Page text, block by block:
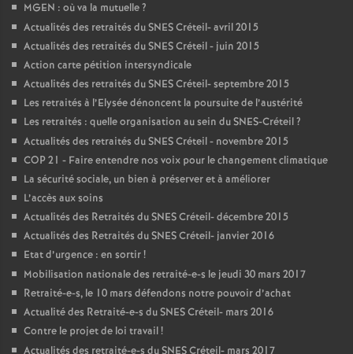
MGEN : où va la mutuelle?
Actualités des retraités duSNESCréteil- avril 2015
Actualités des retraités duSNESCréteil - juin 2015
Action carte pétition intersyndicale
Actualités des retraités duSNESCréteil- septembre 2015
Les retraités à l’Elysée dénoncent la poursuite de l’austérité
Les retraités : quelle organisation au sein duSNES-Créteil?
Actualités des retraités duSNESCréteil - novembre 2015
COP21 - Faire entendre nos voix pour le changement climatique
La sécurité sociale, un bien à préserver et à améliorer
L’accès aux soins
Actualités des Retraités duSNESCréteil- décembre 2015
Actualités des Retraités duSNESCréteil- janvier 2016
Etat d’urgence : en sortir!
Mobilisation nationale des retraité-e-s le jeudi 30 mars 2017
Retraité-e-s, le 10 mars défendons notre pouvoir d’achat
Actualité des Retraité-e-s duSNESCréteil- mars 2016
Contre le projet de loi travail!